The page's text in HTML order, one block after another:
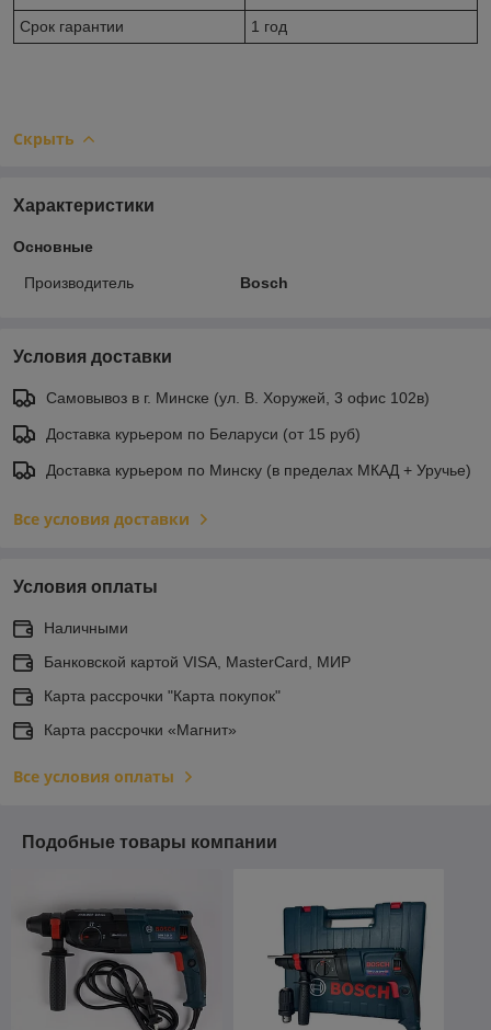
Срок гарантии
1 год
Скрыть
Характеристики
Основные
Производитель Bosch
Условия доставки
Самовывоз в г. Минске (ул. В. Хоружей, 3 офис 102в)
Доставка курьером по Беларуси (от 15 руб)
Доставка курьером по Минску (в пределах МКАД + Уручье)
Все условия доставки
Условия оплаты
Наличными
Банковской картой VISA, MasterCard, МИР
Карта рассрочки "Карта покупок"
Карта рассрочки «Магнит»
Все условия оплаты
Подобные товары компании